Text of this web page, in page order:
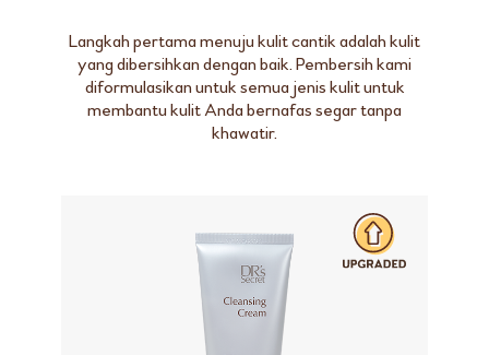
Langkah pertama menuju kulit cantik adalah kulit
yang dibersihkan dengan baik. Pembersih kami
diformulasikan untuk semua jenis kulit untuk
membantu kulit Anda bernafas segar tanpa
khawatir.